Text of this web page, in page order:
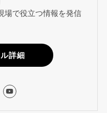
場で役立つ情報を発信
詳細